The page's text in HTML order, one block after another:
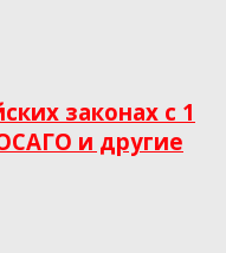
законах с 1
и другие